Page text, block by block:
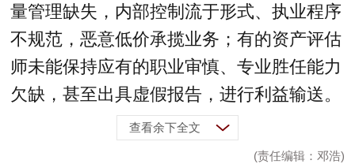
量管理缺失，内部控制流于形式、执业程序
不规范，恶意低价承揽业务；有的资产评估
师未能保持应有的职业审慎、专业胜任能力
欠缺，甚至出具虚假报告，进行利益输送。
查看余下全文
(责任编辑：邓浩)